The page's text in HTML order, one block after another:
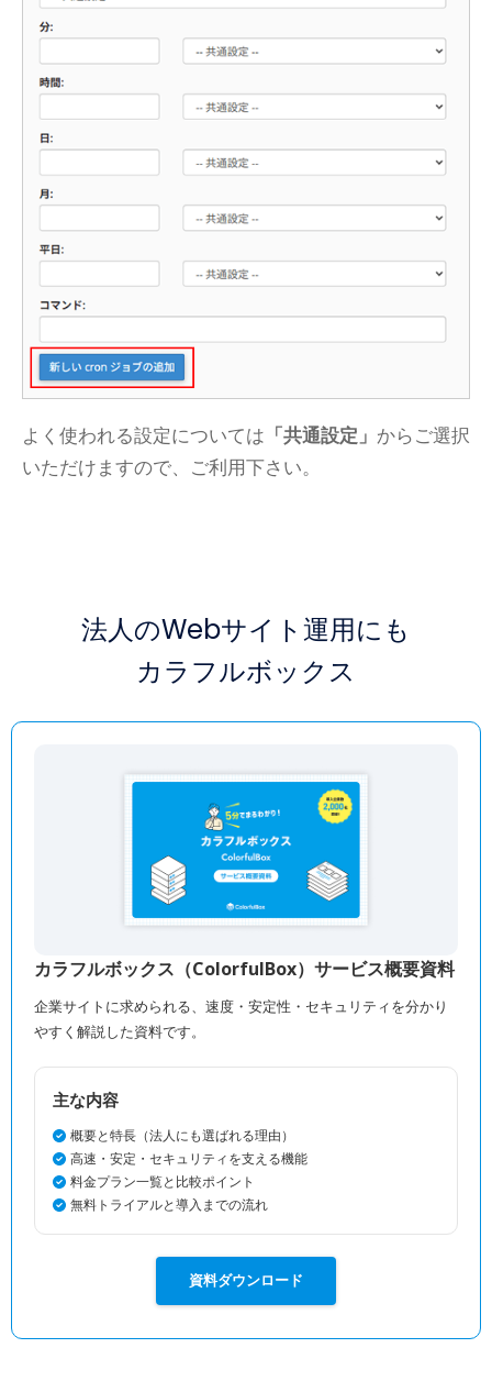
よく使われる設定については 「共通設定」 からご選択
いただけますので、ご利用下さい。
法人のWebサイト運用にも
カラフルボックス
カラフルボックス（ColorfulBox）サービス概要資料
企業サイトに求められる、速度・安定性・セキュリティを分かり
やすく解説した資料です。
主な内容
概要と特長（法人にも選ばれる理由）
高速・安定・セキュリティを支える機能
料金プラン一覧と比較ポイント
無料トライアルと導入までの流れ
資料ダウンロード